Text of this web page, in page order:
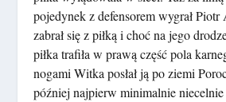
pojedynek z defensorem wygrał
zabrał się z piłką i choć na jego
piłka trafiła w prawą część pola
nogami Witka posłał ją po ziemi
później najpierw minimalnie niecelnie